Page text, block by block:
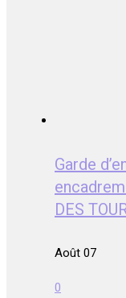
Garde
DES
Août 07
0